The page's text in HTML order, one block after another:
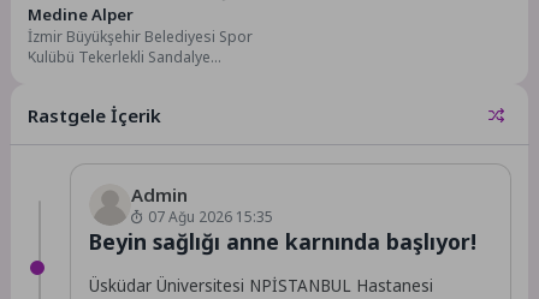
Medine Alper
İzmir Büyükşehir Belediyesi Spor
Kulübü Tekerlekli Sandalye
bırakırken,...
Rastgele İçerik
Admin
07 Ağu 2026 15:35
Beyin sağlığı anne karnında başlıyor!
Üsküdar Üniversitesi NPİSTANBUL Hastanesi